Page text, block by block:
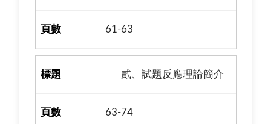
61-63
貳、試題反應理論簡介
63-74